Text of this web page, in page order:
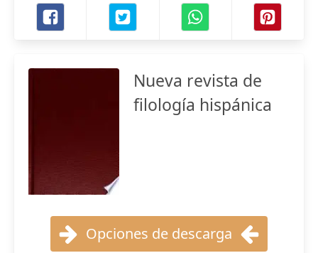
Nueva revista de
filología hispánica
Opciones de descarga